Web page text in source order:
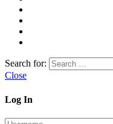
Search for:
Close
Log In